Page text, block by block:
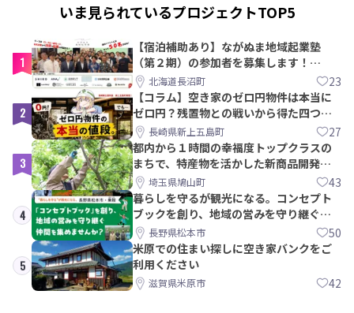
いま見られているプロジェクトTOP5
1
【宿泊補助あり】ながぬま地域起業塾
（第２期）の参加者を募集します！
【8/21〆】
北海道長沼町 23
2
【コラム】空き家のゼロ円物件は本当に
ゼロ円？残置物との戦いから得た四つの
教訓｜新上五島町
長崎県新上五島町 27
3
都内から１時間の幸福度トップクラスの
まちで、特産物を活かした新商品開発＆
PRメンバー募集！
埼玉県鳩山町 43
4
暮らしを守るが観光になる。コンセプト
ブックを創り、地域の営みを守り継ぐ仲
間を集めませんか？
長野県松本市 50
5
米原での住まい探しに空き家バンクをご
利用ください
滋賀県米原市 42